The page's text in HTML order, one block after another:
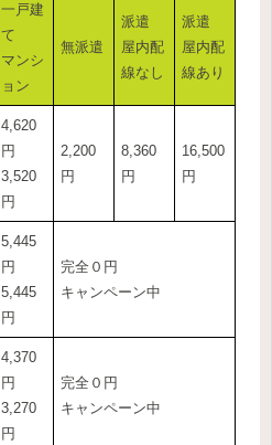
一戸建
て
マンシ
ョン
無派遣
派遣
屋内配
線なし
派遣
屋内配
線あり
4,620
円
3,520
円
2,200
円
8,360
円
16,500
円
5,445
円
5,445
円
完全０円
キャンペーン中
4,370
円
3,270
円
完全０円
キャンペーン中